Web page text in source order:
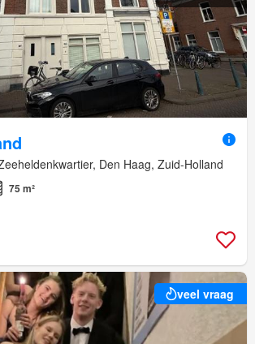
Den Haag, Zuid-Holland
75 m²
veel vraag